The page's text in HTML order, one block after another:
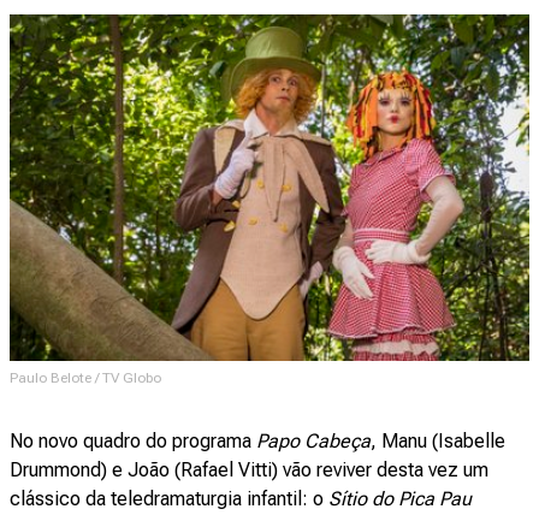
Paulo Belote / TV Globo
No novo quadro do programa Papo Cabeça, Manu (Isabelle
Drummond) e João (Rafael Vitti) vão reviver desta vez um
clássico da teledramaturgia infantil: o Sítio do Pica Pau